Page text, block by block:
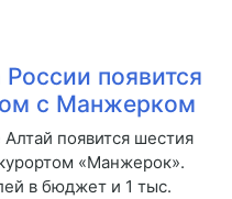
появится
с Манжерком
появится шестия
«Манжерок».
в бюджет и 1 тыс.